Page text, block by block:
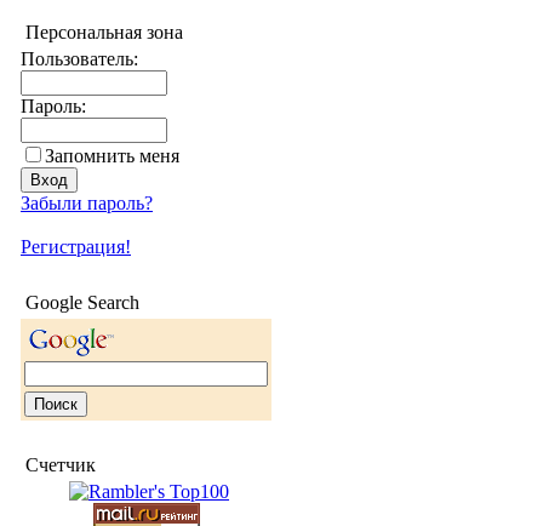
Персональная зона
Пользователь:
Пароль:
Запомнить меня
Забыли пароль?
Регистрация!
Google Search
Счетчик